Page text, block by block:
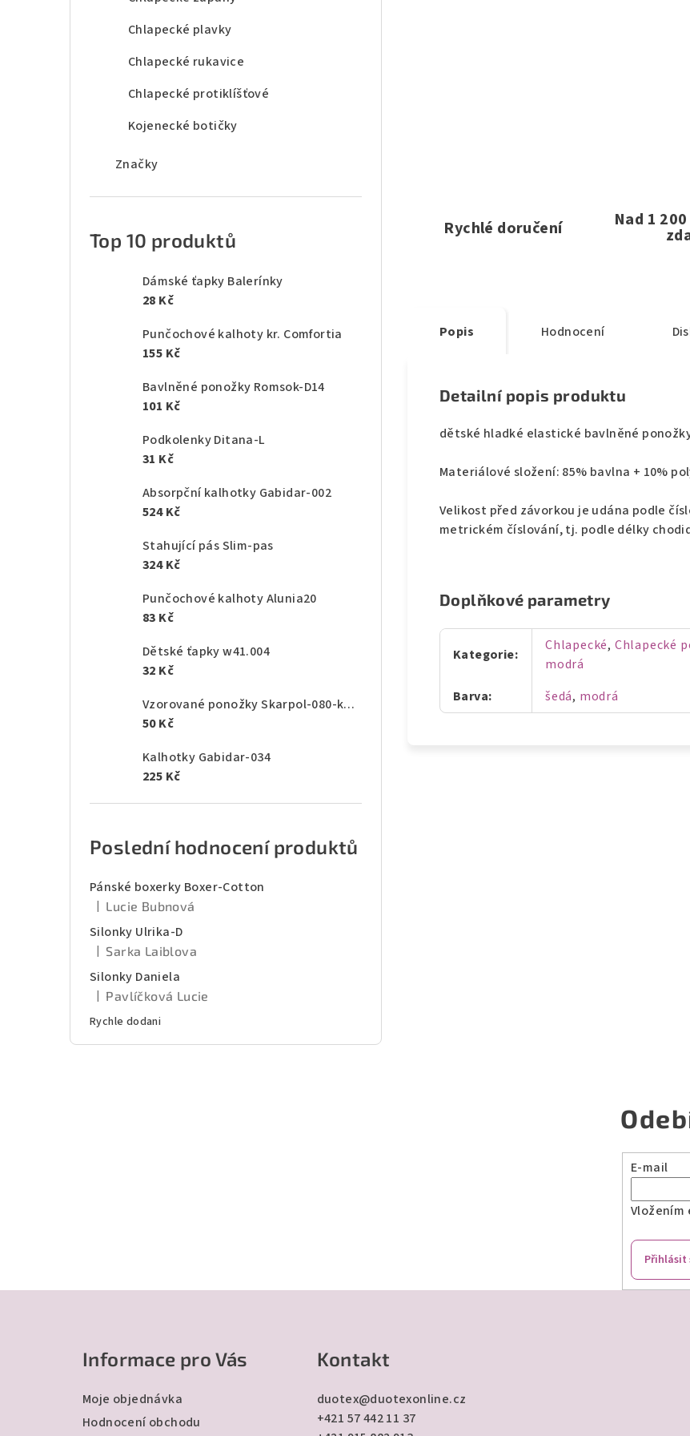
Chlapecké plavky
Chlapecké rukavice
Chlapecké protiklíšťové
Kojenecké botičky
Značky
Top 10 produktů
Dámské ťapky Balerínky
28 Kč
Punčochové kalhoty kr. Comfortia
155 Kč
Bavlněné ponožky Romsok-D14
101 Kč
Podkolenky Ditana-L
31 Kč
Absorpční kalhotky Gabidar-002
524 Kč
Stahující pás Slim-pas
324 Kč
Punčochové kalhoty Alunia20
83 Kč
Dětské ťapky w41.004
32 Kč
Vzorované ponožky Skarpol-080-kaktus
50 Kč
Kalhotky Gabidar-034
225 Kč
Poslední hodnocení produktů
Pánské boxerky Boxer-Cotton
Hodnocení produktu je 5 z 5 hvězdiček.
Lucie Bubnová
Silonky Ulrika-D
Hodnocení produktu je 5 z 5 hvězdiček.
Sarka Laiblova
Silonky Daniela
Hodnocení produktu je 5 z 5 hvězdiček.
Pavlíčková Lucie
Rychle dodani
Rychlé doručení Nad 1
Popis Hodnocení
Detailní popis produktu
dětské hladké elastické bavlněné
Materiálové složení: 85% bavlna + 10%
Velikost před závorkou je udána podle
metrickém číslování, tj. podle délky
Doplňkové parametry
Kategorie:
Chlapecké, Chlapecké
modrá
Barva: šedá, modrá
E-mail
Vložením
Přihlásit
Informace pro Vás
Moje objednávka
Hodnocení obchodu
Kontakt
duotex@duotexonline.cz
+421 57 442 11 37